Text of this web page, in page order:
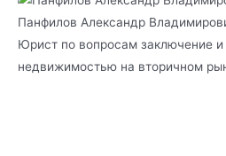
Панфилов Александр
Юрист по вопросам заключение и
недвижимостью на вторичном